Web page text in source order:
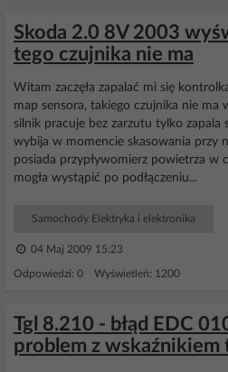
Skoda 2.0 8V 2003
tego czujnika nie ma
Witam zaczęła zapalać mi się
map sensora, takiego czujnika nie ma
silnik pracuje bez zarzutu tylko zapala
wybija w momencie skasowania przy
posiada przypływomierz powietrza w
mogła wystąpić po podłączeniu...
Samochody Elektryka i elektronika
04 Maj 2009 15:23
Odpowiedzi: 0 Wyświetleń: 1200
Tgl 8.210 - błąd EDC
problem z wskaźnikiem